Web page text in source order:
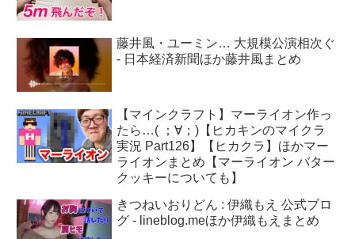
藤井風・ユーミン… 大規模公演相次ぐ
- 日本経済新聞ほか藤井風まとめ
【マインクラフト】マーライオン作っ
たら…( ；∀；)【ヒカキンのマイクラ
実況 Part126】【ヒカクラ】ほかマー
ライオンまとめ【マーライオン バター
クッキーについても】
きつねいおりどん : 伊織もえ 公式ブロ
グ - lineblog.meほか伊織もえまとめ